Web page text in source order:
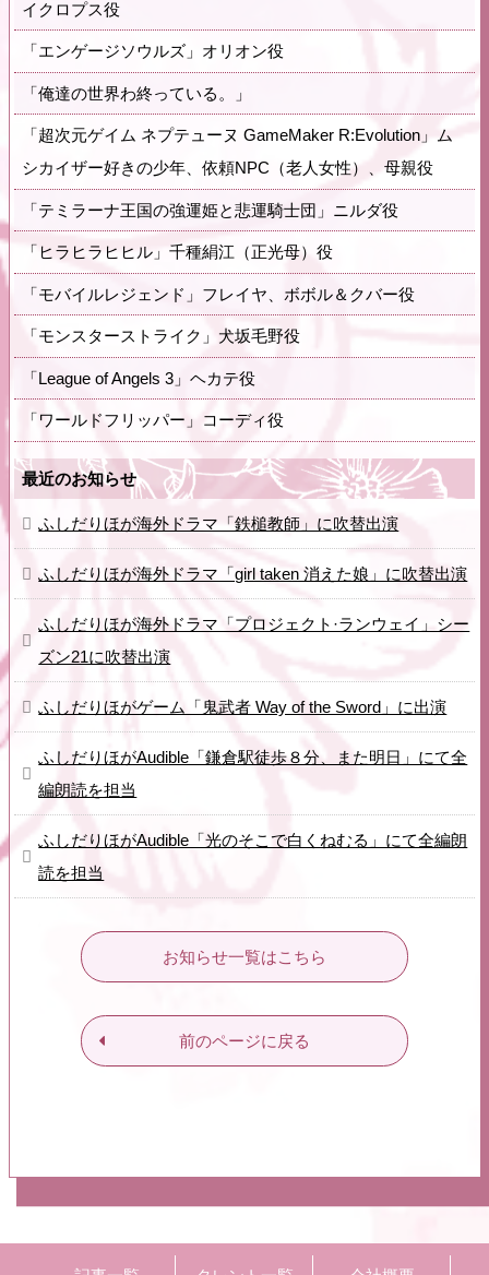
イクロプス役
「エンゲージソウルズ」オリオン役
「俺達の世界わ終っている。」
「超次元ゲイム ネプテューヌ GameMaker R:Evolution」ム
シカイザー好きの少年、依頼NPC（老人女性）、母親役
「テミラーナ王国の強運姫と悲運騎士団」ニルダ役
「ヒラヒラヒヒル」千種絹江（正光母）役
「モバイルレジェンド」フレイヤ、ボボル＆クバー役
「モンスターストライク」犬坂毛野役
「League of Angels 3」ヘカテ役
「ワールドフリッパー」コーディ役
最近のお知らせ
ふしだりほが海外ドラマ「鉄槌教師」に吹替出演
ふしだりほが海外ドラマ「girl taken 消えた娘」に吹替出演
ふしだりほが海外ドラマ「プロジェクト·ランウェイ」シー
ズン21に吹替出演
ふしだりほがゲーム「鬼武者 Way of the Sword」に出演
ふしだりほがAudible「鎌倉駅徒歩８分、また明日」にて全
編朗読を担当
ふしだりほがAudible「光のそこで白くねむる」にて全編朗
読を担当
お知らせ一覧はこちら
前のページに戻る